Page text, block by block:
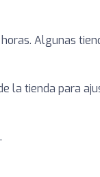
Algunas
la tienda para